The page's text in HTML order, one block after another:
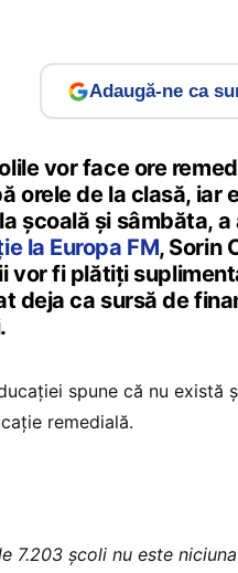
Adaugă-ne ca
vor face ore
orele de la clasă, iar
școală și sâmbăta,
la Europa FM, Sorin
vor fi plătiți
deja ca sursă de
spune că nu există
remedială.
7.203 școli nu este